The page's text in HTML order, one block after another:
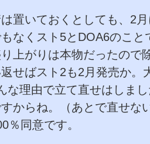
置いておくとしても、2
なくスト5とDOA6のこ
上がりは本物だったので
せばスト2も2月発売か。
な理由で立て直せはしま
からね。（あとで直せな
％同意です。